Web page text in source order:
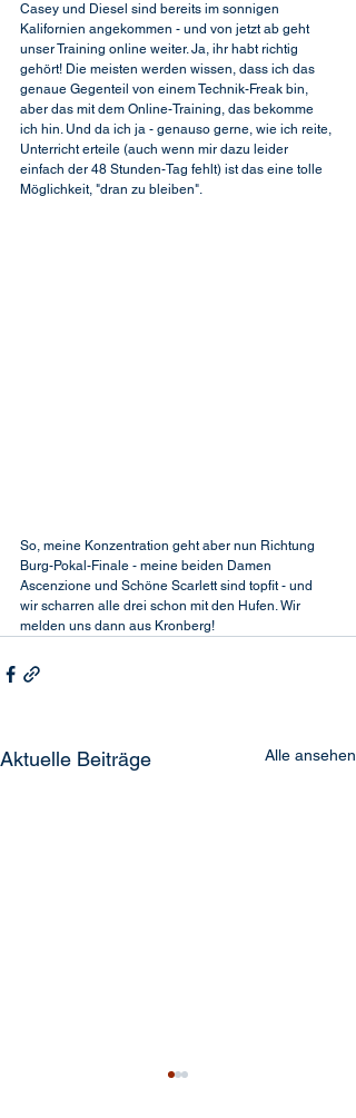
Casey und Diesel sind bereits im sonnigen
Kalifornien angekommen - und von jetzt ab geht
unser Training online weiter. Ja, ihr habt richtig
gehört! Die meisten werden wissen, dass ich das
genaue Gegenteil von einem Technik-Freak bin,
aber das mit dem Online-Training, das bekomme
ich hin. Und da ich ja - genauso gerne, wie ich reite,
Unterricht erteile (auch wenn mir dazu leider
einfach der 48 Stunden-Tag fehlt) ist das eine tolle
Möglichkeit, "dran zu bleiben".
So, meine Konzentration geht aber nun Richtung
Burg-Pokal-Finale - meine beiden Damen
Ascenzione und Schöne Scarlett sind topfit - und
wir scharren alle drei schon mit den Hufen. Wir
melden uns dann aus Kronberg!
Aktuelle Beiträge Alle ansehen